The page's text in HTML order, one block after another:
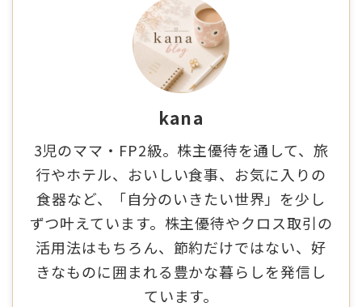
kana
3児のママ・FP2級。株主優待を通して、旅
行やホテル、おいしい食事、お気に入りの
食器など、「自分のいきたい世界」を少し
ずつ叶えています。株主優待やクロス取引の
活用法はもちろん、節約だけではない、好
きなものに囲まれる豊かな暮らしを発信し
ています。